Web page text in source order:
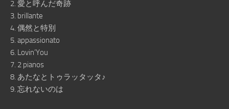
2. 愛と呼んだ奇跡
3. brillante
4. 偶然と特別
5. appassionato
6. Lovin’You
7. 2 pianos
8. あたなとトゥラッタッタ♪
9. 忘れないのは